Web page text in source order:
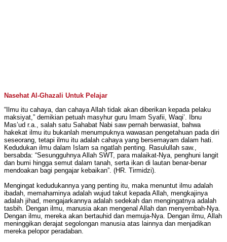
Nasehat Al-Ghazali Untuk Pelajar
“Ilmu itu cahaya, dan cahaya Allah tidak akan diberikan kepada pelaku
maksiyat,” demikian petuah masyhur guru Imam Syafii, Waqi’. Ibnu
Mas’ud r.a., salah satu Sahabat Nabi saw pernah berwasiat, bahwa
hakekat ilmu itu bukanlah menumpuknya wawasan pengetahuan pada diri
seseorang, tetapi ilmu itu adalah cahaya yang bersemayam dalam hati.
Kedudukan ilmu dalam Islam sa ngatlah penting. Rasulullah saw.,
bersabda: “Sesungguhnya Allah SWT, para malaikat-Nya, penghuni langit
dan bumi hingga semut dalam tanah, serta ikan di lautan benar-benar
mendoakan bagi pengajar kebaikan”. (HR. Tirmidzi).
Mengingat kedudukannya yang penting itu, maka menuntut ilmu adalah
ibadah, memahaminya adalah wujud takut kepada Allah, mengkajinya
adalah jihad, mengajarkannya adalah sedekah dan mengingatnya adalah
tasbih. Dengan ilmu, manusia akan mengenal Allah dan menyembah-Nya.
Dengan ilmu, mereka akan bertauhid dan memuja-Nya. Dengan ilmu, Allah
meninggikan derajat segolongan manusia atas lainnya dan menjadikan
mereka pelopor peradaban.